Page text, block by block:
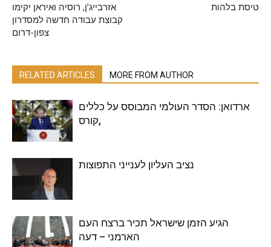
אזרבייג’ן, רוסיה ואיראן יקימו
קבוצת עבודה חדשה למסדרון
צפון-דרום
טיסת בלהות
RELATED ARTICLES MORE FROM AUTHOR
ארדואן: הסדר העולמי המבוסס על כללים
,קורס
נציב העליון לענייני התפוצות
הגיע הזמן שישראל תכיר ברצח העם
הארמני – דעה